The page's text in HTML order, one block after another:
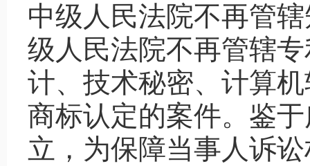
中级人民法院不再管
级人民法院不再管辖
计、技术秘密、计算
商标认定的案件。鉴
立，为保障当事人诉